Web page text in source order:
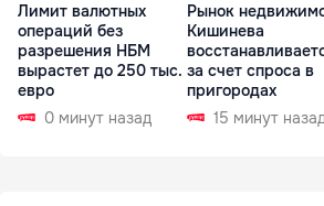
Лимит валютных
операций без
разрешения НБМ
вырастет до 250 тыс.
евро
0 минут назад
Рынок
Кишинева
за счет спроса в
пригородах
15 минут